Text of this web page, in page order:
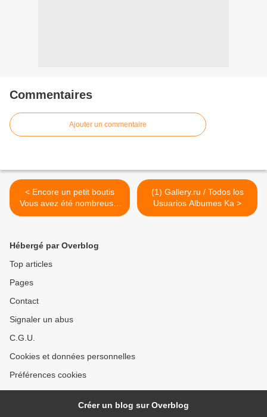
Commentaires
Ajouter un commentaire
< Encore un petit boutis
Vous avez été nombreuses
à apprécier le boutis que je
(1) Gallery.ru / Todos los
Usuarios Albumes Ka >
Hébergé par Overblog
Top articles
Pages
Contact
Signaler un abus
C.G.U.
Cookies et données personnelles
Préférences cookies
Créer un blog sur Overblog